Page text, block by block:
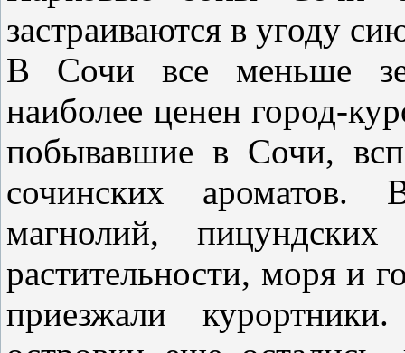
застраиваются в угоду
В Сочи все меньше
наиболее ценен город-
побывавшие в Сочи,
сочинских
магнолий,
растительности, моря и
приезжали